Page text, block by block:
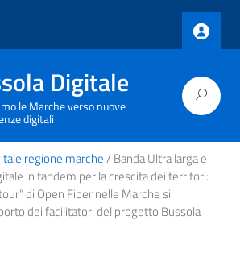
Digitale
le Marche verso nuove
digitali
regione marche/ Banda Ultra larga e
in tandem per la crescita dei territori:
di Open Fiber nelle Marche si
dei facilitatori del progetto Bussola